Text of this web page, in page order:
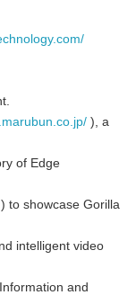
), a
of Edge
) to showcase Gorilla
intelligent video
and